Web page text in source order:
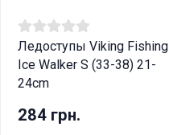
Ледоступы Viking Fishing
Ice Walker S (33-38) 21-
24cm
284 грн.